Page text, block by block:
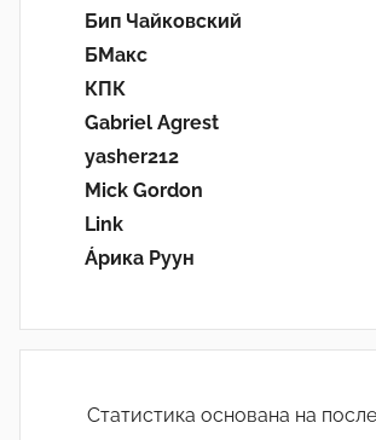
Бип Чайковский
БМакс
КПК
Gabriel Agrest
yasher212
Mick Gordon
Link
Áрика Руун
Статистика основана на